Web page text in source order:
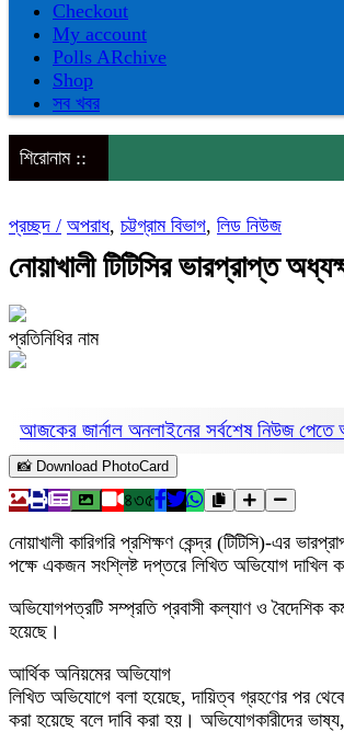
Checkout
My account
Polls ARchive
Shop
সব খবর
শিরোনাম ::
প্রচ্ছদ / অপরাধ, চট্টগ্রাম বিভাগ, লিড নিউজ
নোয়াখালী টিটিসির ভারপ্রাপ্ত
প্রতিনিধির নাম
আজকের জার্নাল অনলাইনের সর্বশেষ নিউজ
📸 Download PhotoCard
৪৩৫
নোয়াখালী কারিগরি প্রশিক্ষণ কেন্দ্র (টিটিসি)-এর
পক্ষে একজন সংশ্লিষ্ট দপ্তরে লিখিত অভিযোগ দাখিল
অভিযোগপত্রটি সম্প্রতি প্রবাসী কল্যাণ ও বৈদেশিক
হয়েছে।
আর্থিক অনিয়মের অভিযোগ
লিখিত অভিযোগে বলা হয়েছে, দায়িত্ব গ্রহণের পর
করা হয়েছে বলে দাবি করা হয়। অভিযোগকারীদের